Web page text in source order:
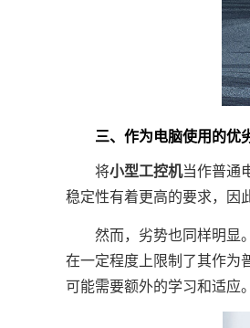
三、作为电脑使用的优
将小型工控机当作普通
稳定性有着更高的要求，因
然而，劣势也同样明显。
在一定程度上限制了其作为
可能需要额外的学习和适应。